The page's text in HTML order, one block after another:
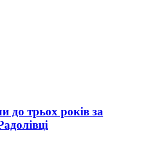
до трьох років за